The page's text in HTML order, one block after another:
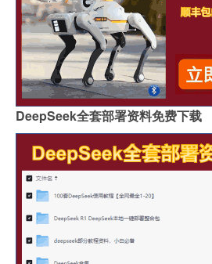
DeepSeek全套部署资料免费下载